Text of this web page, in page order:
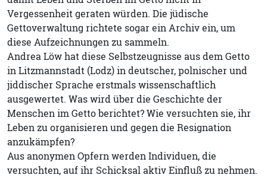
Vergessenheit geraten würden. Die jüdische
Gettoverwaltung richtete sogar ein Archiv ein, um
diese Aufzeichnungen zu sammeln.
Andrea Löw hat diese Selbstzeugnisse aus dem Getto
in Litzmannstadt (Lodz) in deutscher, polnischer und
jiddischer Sprache erstmals wissenschaftlich
ausgewertet. Was wird über die Geschichte der
Menschen im Getto berichtet? Wie versuchten sie, ihr
Leben zu organisieren und gegen die Resignation
anzukämpfen?
Aus anonymen Opfern werden Individuen, die
versuchten, auf ihr Schicksal aktiv Einfluß zu nehmen.